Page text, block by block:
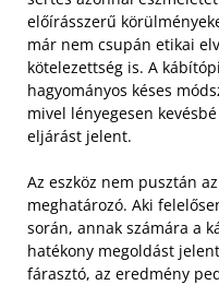
előírásszerű
már nem csupán etikai
kötelezettség is. A
hagyományos késes
mivel lényegesen
eljárást jelent.
Az eszköz nem pusztán
meghatározó. Aki
során, annak számára a
hatékony megoldást
fárasztó, az eredmény